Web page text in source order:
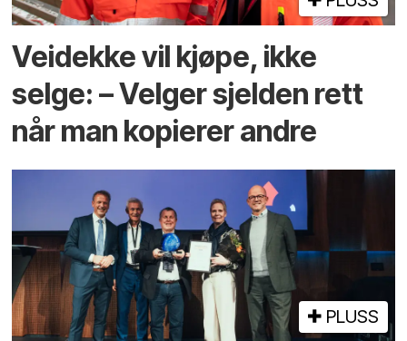
Veidekke vil kjøpe, ikke
selge: – Velger sjelden rett
når man kopierer andre
PLUSS